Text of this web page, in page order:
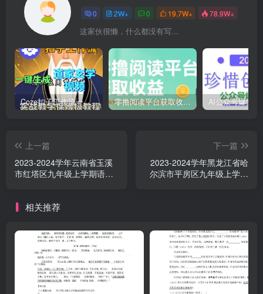
0 2W+ 0 19.7W+ 78.9W+
这家伙很懒，什么都没有写...
Coze扣子工作流一键生成道家玄学短视频，实战保姆级教程 零撸阅读平台获取收益，最新无门槛平台，一部手机即可操作，单日收益50-3张【揭秘】
上一篇
2023-2024学年云南省玉溪
市红塔区九年级上学期语文
下一篇
2023-2024学年黑龙江省哈
尔滨市平房区九年级上学期
相关推荐